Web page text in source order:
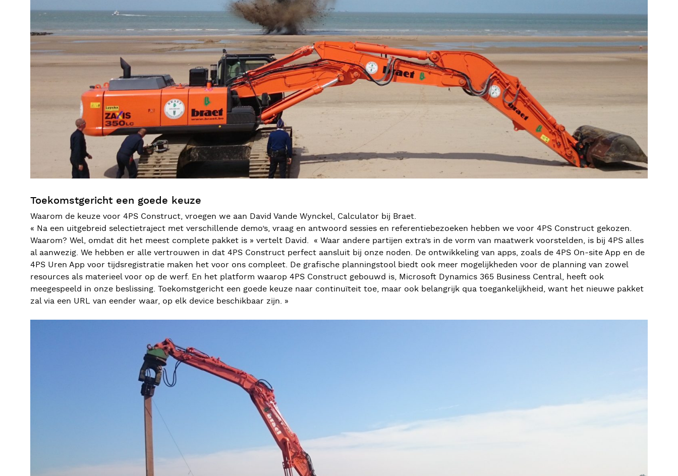
Toekomstgericht een goede keuze
Waarom de keuze voor 4PS Construct, vroegen we aan David Vande Wynckel, Calculator bij Braet.
« Na een uitgebreid selectietraject met verschillende demo’s, vraag en antwoord sessies en referentiebezoeken hebben we voor 4PS Construct gekozen.
Waarom? Wel, omdat dit het meest complete pakket is » vertelt David. « Waar andere partijen extra’s in de vorm van maatwerk voorstelden, is bij 4PS alles
al aanwezig. We hebben er alle vertrouwen in dat 4PS Construct perfect aansluit bij onze noden. De ontwikkeling van apps, zoals de 4PS On-site App en de
4PS Uren App voor tijdsregistratie maken het voor ons compleet. De grafische planningstool biedt ook meer mogelijkheden voor de planning van zowel
resources als materieel voor op de werf. En het platform waarop 4PS Construct gebouwd is, Microsoft Dynamics 365 Business Central, heeft ook
meegespeeld in onze beslissing. Toekomstgericht een goede keuze naar continuïteit toe, maar ook belangrijk qua toegankelijkheid, want het nieuwe pakket
zal via een URL van eender waar, op elk device beschikbaar zijn. »